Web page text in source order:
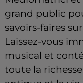
grand public
savoirs-faires
Laissez-vous
musical et
toute la